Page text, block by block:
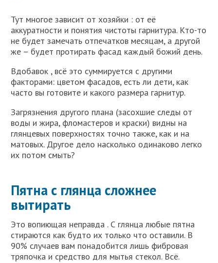
Тут многое зависит от хозяйки : от её
аккуратности и понятия чистоты гарнитура. Кто-то
не будет замечать отпечатков месяцам, а другой
же – будет протирать фасад каждый божий день.
Вдобавок , всё это суммируется с другими
факторами: цветом фасадов, есть ли дети, как
часто вы готовите и какого размера гарнитур.
Загрязнения другого плана (засохшие следы от
воды и жира, фломастеров и краски) видны на
глянцевых поверхностях точно также, как и на
матовых. Другое дело насколько одинаково легко
их потом смыть?
Пятна с глянца сложнее
вытирать
Это вопиющая неправда . С глянца любые пятна
стираются как будто их только что оставили. В
90% случаев вам понадобится лишь фибровая
тряпочка и средство для мытья стекол. Всё.